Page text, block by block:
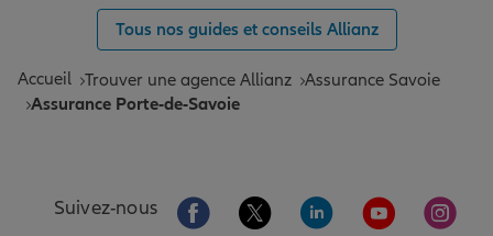
Tous nos guides et conseils Allianz
Accueil Trouver une agence Allianz Assurance Savoie
Assurance Porte-de-Savoie
Suivez-nous Aller sur la page Facebook de Allianz
Aller sur la page Twitter de
Aller sur la page
Aller sur la
Aller